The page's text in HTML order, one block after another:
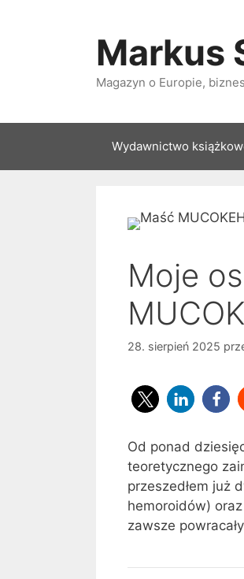
Markus
Magazyn o Europie,
Wydawnictwo
Moje
28. sierpień 2025
Od ponad
teoretycznego
przeszedłem już
hemoroidów)
zawsze